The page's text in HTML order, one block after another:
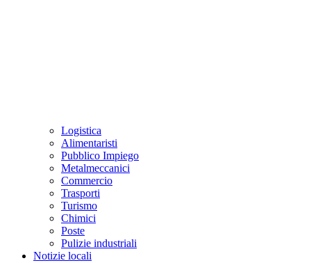
Logistica
Alimentaristi
Pubblico Impiego
Metalmeccanici
Commercio
Trasporti
Turismo
Chimici
Poste
Pulizie industriali
Notizie locali